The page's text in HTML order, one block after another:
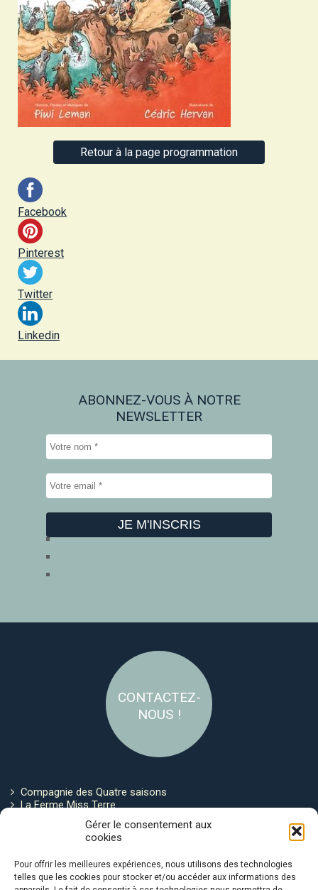
Gérer le consentement aux
cookies
Pour offrir les meilleures expériences, nous utilisons des technologies
telles que les cookies pour stocker et/ou accéder aux informations des
Retour à la page programmation
Facebook
Pinterest
Twitter
Linkedin
ABONNEZ-VOUS À NOTRE
NEWSLETTER
CONTACTEZ-
NOUS !
Compagnie des Quatre saisons
La Ferme Miss Terre
Politique de cookies